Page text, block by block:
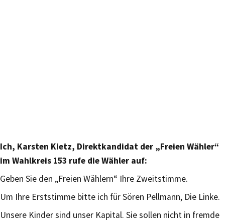
Ich, Karsten Kietz, Direktkandidat der „Freien Wähler“
im Wahlkreis 153 rufe die Wähler auf:
Geben Sie den „Freien Wählern“ Ihre Zweitstimme.
Um Ihre Erststimme bitte ich für Sören Pellmann, Die Linke.
Unsere Kinder sind unser Kapital. Sie sollen nicht in fremde